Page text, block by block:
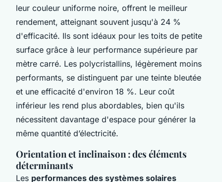
leur couleur uniforme noire, offrent le meilleur
rendement, atteignant souvent jusqu'à 24 %
d'efficacité. Ils sont idéaux pour les toits de petite
surface grâce à leur performance supérieure par
mètre carré. Les polycristallins, légèrement moins
performants, se distinguent par une teinte bleutée
et une efficacité d'environ 18 %. Leur coût
inférieur les rend plus abordables, bien qu'ils
nécessitent davantage d'espace pour générer la
même quantité d’électricité.
Orientation et inclinaison : des éléments
déterminants
Les performances des systèmes solaires